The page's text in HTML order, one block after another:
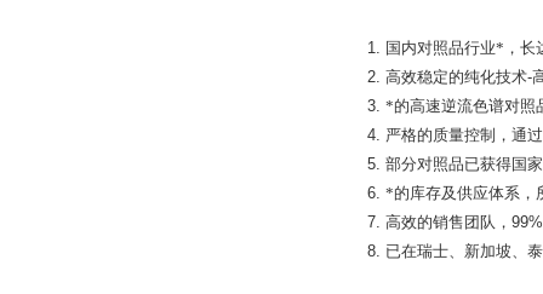
1. 国内对照品行业*，长
2. 高效稳定的纯化技术-
3. *的高速逆流色谱对照
4. 严格的质量控制，通
5. 部分对照品已获得国
6. *的库存及供应体系，
7. 高效的销售团队， 99%
8. 已在瑞士、新加坡、